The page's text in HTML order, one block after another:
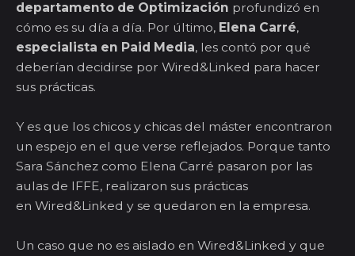
departamento de Optimización profundizó en
cómo es su día a día. Por último, Elena Carré,
especialista en Paid Media, les contó por qué
deberían decidirse por Wired&Linked para hacer
sus prácticas.
Y es que los chicos y chicas del máster encontraron
un espejo en el que verse reflejados. Porque tanto
Sara Sánchez como Elena Carré pasaron por las
aulas de IFFE, realizaron sus prácticas
en Wired&Linked y se quedaron en la empresa.
Un caso que no es aislado en Wired&Linked y que